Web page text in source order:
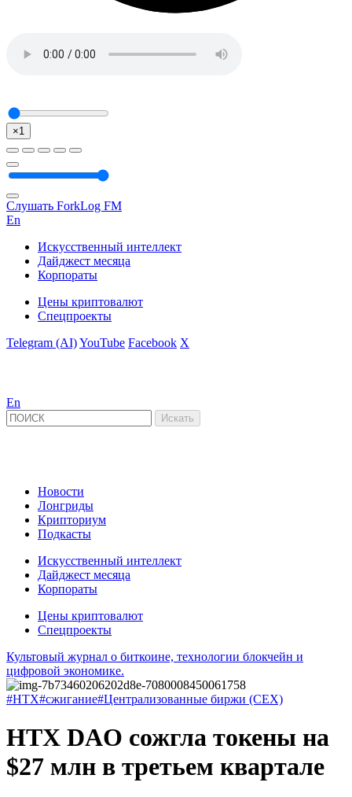
×1
Слушать ForkLog FM
En
Искусственный интеллект
Дайджест месяца
Корпораты
Цены криптовалют
Спецпроекты
Telegram (AI)YouTube Facebook X
En
Новости
Лонгриды
Крипториум
Подкасты
Искусственный интеллект
Дайджест месяца
Корпораты
Цены криптовалют
Спецпроекты
Культовый журнал о биткоине, технологии блокчейн и
цифровой экономике.
#HTX#сжигание#Централизованные биржи (CEX)
HTX DAO сожгла токены на
$27 млн в третьем квартале